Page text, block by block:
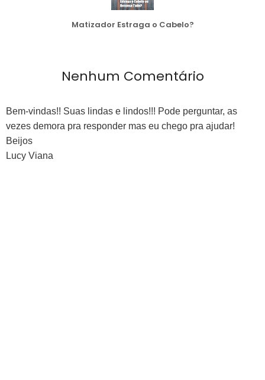
Matizador Estraga o Cabelo?
Nenhum Comentário
Bem-vindas!! Suas lindas e lindos!!! Pode perguntar, as
vezes demora pra responder mas eu chego pra ajudar!
Beijos
Lucy Viana